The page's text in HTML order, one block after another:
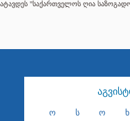
"საქართველოს ღია
ო ს ო ხ